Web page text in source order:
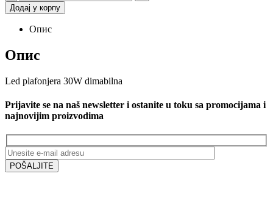
Додај у корпу
Опис
Опис
Led plafonjera 30W dimabilna
Prijavite se na naš newsletter i ostanite u toku sa promocijama i
najnovijim proizvodima